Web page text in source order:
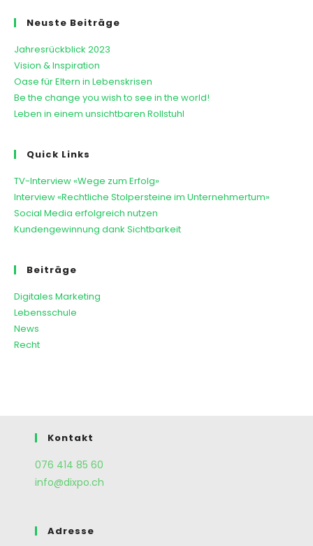
Neuste Beiträge
Jahresrückblick 2023
Vision & Inspiration
Oase für Eltern in Lebenskrisen
Be the change you wish to see in the world!
Leben in einem unsichtbaren Rollstuhl
Quick Links
TV-Interview «Wege zum Erfolg»
Interview «Rechtliche Stolpersteine im Unternehmertum»
Social Media erfolgreich nutzen
Kundengewinnung dank Sichtbarkeit
Beiträge
Digitales Marketing
Lebensschule
News
Recht
Kontakt
076 414 85 60
info@dixpo.ch
Adresse